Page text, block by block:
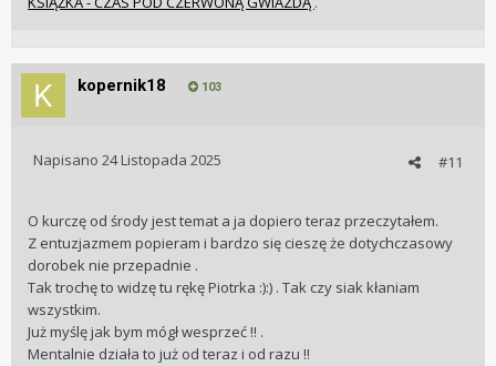
kopernik18 103
#11
Napisano 24 Listopada 2025
O kurczę od środy jest temat a ja dopiero teraz przeczytałem.
Z entuzjazmem popieram i bardzo się cieszę że dotychczasowy
dorobek nie przepadnie .
Tak trochę to widzę tu rękę Piotrka :):) . Tak czy siak kłaniam
wszystkim.
Już myślę jak bym mógł wesprzeć !! .
Mentalnie działa to już od teraz i od razu !!